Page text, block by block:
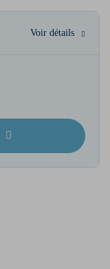
Voir détails